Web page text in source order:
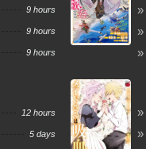
9 hours
9 hours
9 hours
12 hours
5 days